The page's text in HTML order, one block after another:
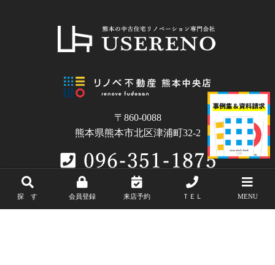
探 す 会員登録 来店予約 ＴＥＬ MENU
〒860-0088
熊本県熊本市北区津浦町32-2